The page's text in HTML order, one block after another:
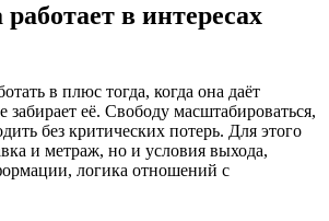
в интересах
в плюс тогда, когда она даёт
забирает её. Свободу масштабироваться,
без критических потерь. Для этого
и метраж, но и условия выхода,
логика отношений с